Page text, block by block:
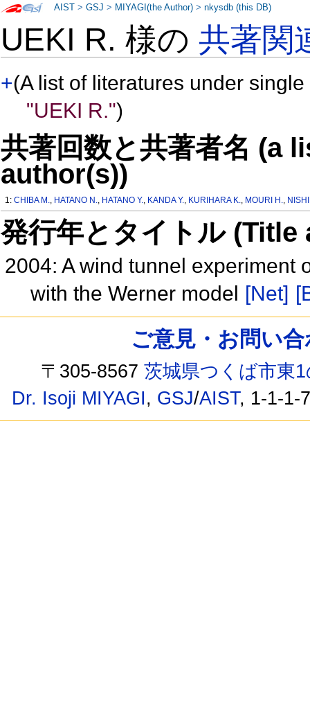
UEKI R. 様の共著関
+(A list of literatures under
"UEKI R.")
共著回数と共著者名 (a
author(s))
1:CHIBA M., HATANO N., HATANO Y., KANDA Y., KURIHARA K., MOURI H.,
発行年とタイトル
2004: A wind tunnel experiment
with the Werner model [Net]
AIST >GSJ > MIYAGI(the Author) >nkysdb (this DB)
ご意見・お問い
〒305-8567茨城県つくば市東
Dr. Isoji MIYAGI, GSJ/AIST, 1-1-1-